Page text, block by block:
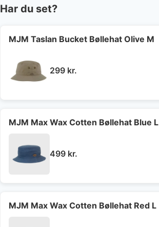
Har du set?
MJM Taslan Bucket Bøllehat Olive M
299 kr.
MJM Max Wax Cotten Bøllehat Blue L
499 kr.
MJM Max Wax Cotten Bøllehat Red L